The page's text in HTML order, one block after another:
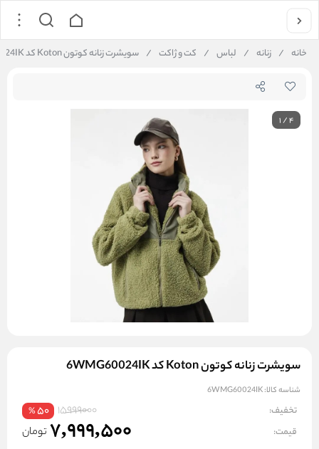
خانه / زنانه / لباس / کت و ژاکت / سویشرت زنانه کوتون Koton کد 6WMG60024IK
1/4
سویشرت زنانه کوتون Koton کد 6WMG60024IK
شناسه کالا:6WMG60024IK
تخفیف: 15999000
50
%
قیمت: 7,999,500 تومان